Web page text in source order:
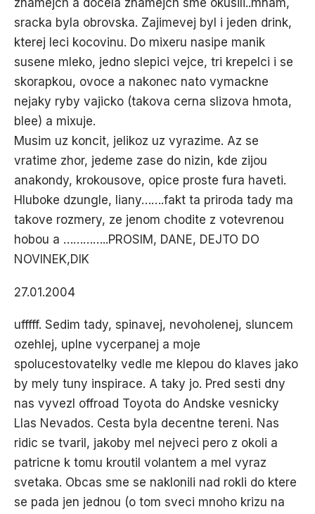
znamejch a docela znamejch sme okusili..mnam,
sracka byla obrovska. Zajimevej byl i jeden drink,
kterej leci kocovinu. Do mixeru nasipe manik
susene mleko, jedno slepici vejce, tri krepelci i se
skorapkou, ovoce a nakonec nato vymackne
nejaky ryby vajicko (takova cerna slizova hmota,
blee) a mixuje.
Musim uz koncit, jelikoz uz vyrazime. Az se
vratime zhor, jedeme zase do nizin, kde zijou
anakondy, krokousove, opice proste fura haveti.
Hluboke dzungle, liany…….fakt ta priroda tady ma
takove rozmery, ze jenom chodite z votevrenou
hobou a …………..PROSIM, DANE, DEJTO DO
NOVINEK,DIK
27.01.2004
ufffff. Sedim tady, spinavej, nevoholenej, sluncem
ozehlej, uplne vycerpanej a moje
spolucestovatelky vedle me klepou do klaves jako
by mely tuny inspirace. A taky jo. Pred sesti dny
nas vyvezl offroad Toyota do Andske vesnicky
Llas Nevados. Cesta byla decentne tereni. Nas
ridic se tvaril, jakoby mel nejveci pero z okoli a
patricne k tomu kroutil volantem a mel vyraz
svetaka. Obcas sme se naklonili nad rokli do ktere
se pada jen jednou (o tom sveci mnoho krizu na